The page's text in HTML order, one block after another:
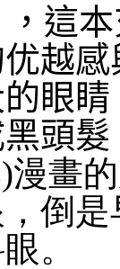
，這
越
眼
頭
漫畫
倒
。